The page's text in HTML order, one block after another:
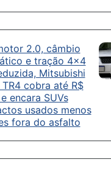
2.0, câmbio
e tração 4×4
Mitsubishi
TR4 cobra até R$
encara SUVs
usados menos
fora do asfalto